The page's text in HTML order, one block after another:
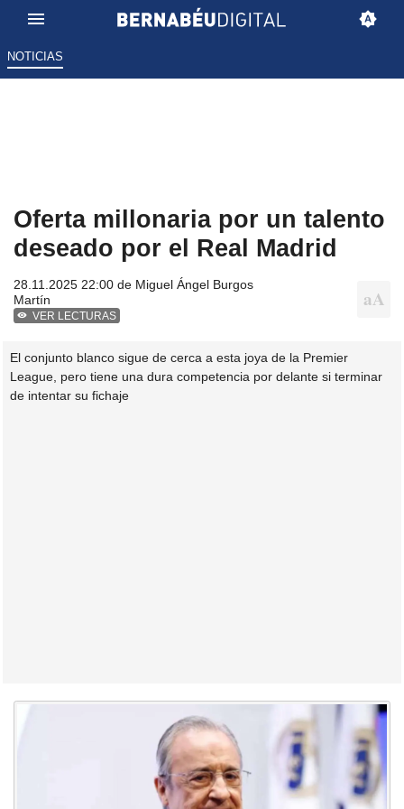
NOTICIAS
Oferta millonaria por un talento
deseado por el Real Madrid
28.11.2025 22:00 de Miguel Ángel Burgos
Martín
VER LECTURAS
El conjunto blanco sigue de cerca a esta joya de la Premier
League, pero tiene una dura competencia por delante si terminar
de intentar su fichaje